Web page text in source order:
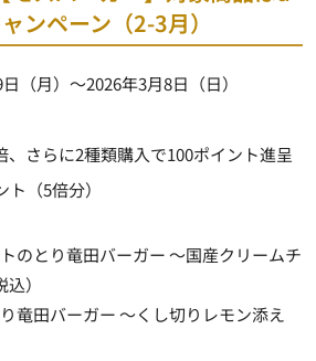
ンペーン（2-3月）
（月）～2026年3月8日（日）
、さらに2種類購入で100ポイント進呈
（5倍分）
のとり竜田バーガー ～国産クリームチ
）
竜田バーガー ～くし切りレモン添え